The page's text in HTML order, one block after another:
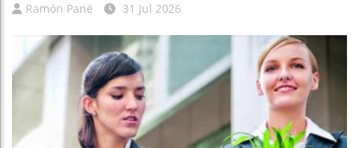
Ramón Pané 31 Jul 2026